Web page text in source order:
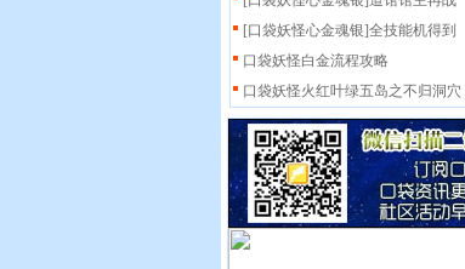
[口袋妖怪心金魂银]全技能机得到
口袋妖怪白金流程攻略
口袋妖怪火红叶绿五岛之不归洞穴